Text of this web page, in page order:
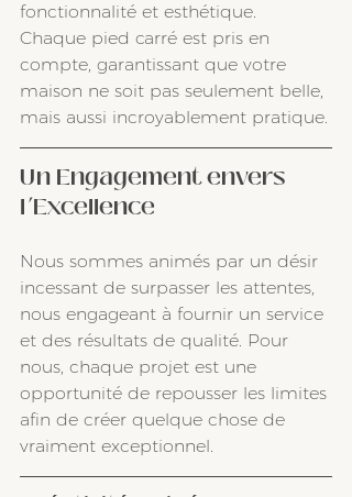
fonctionnalité et esthétique.
Chaque pied carré est pris en
compte, garantissant que votre
maison ne soit pas seulement belle,
mais aussi incroyablement pratique.
Un Engagement envers
l’Excellence
Nous sommes animés par un désir
incessant de surpasser les attentes,
nous engageant à fournir un service
et des résultats de qualité. Pour
nous, chaque projet est une
opportunité de repousser les limites
afin de créer quelque chose de
vraiment exceptionnel.